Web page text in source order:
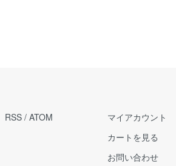
RSS / ATOM
マイアカウント
カートを見る
お問い合わせ